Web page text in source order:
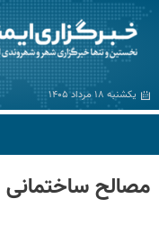
یکشنبه ۱۸ مرداد ۱۴۰۵
مصالح ساختمانی